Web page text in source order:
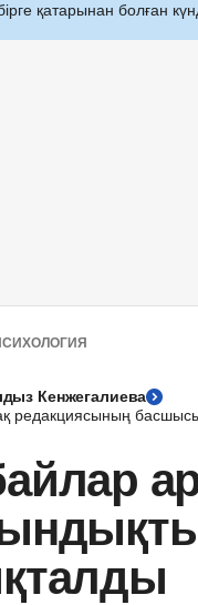
қатарынан болған
Кенжегалиева
редакциясының